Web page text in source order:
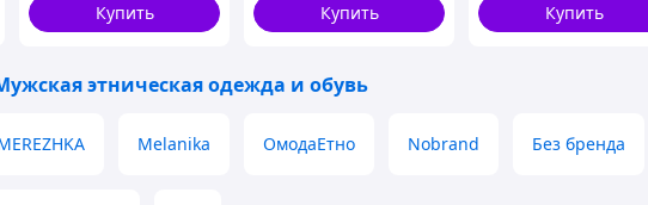
Якість
Оригінальність
Купить
Купить
Купить
этническая одежда и обувь
Melanika ОмодаЕтно Nobrand Без бренда